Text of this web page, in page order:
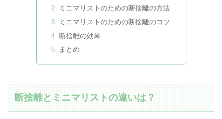
ミニマリストのための断捨離の方法
ミニマリストのための断捨離のコツ
断捨離の効果
まとめ
断捨離とミニマリストの違いは？